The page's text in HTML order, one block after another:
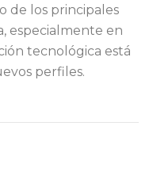
de los principales
especialmente en
tecnológica está
perfiles.